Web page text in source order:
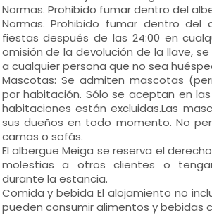
Normas. Prohibido fumar dentro del
Normas. Prohibido fumar dentro del
fiestas después de las 24:00 en
omisión de la devolución de la llave,
a cualquier persona que no sea
Mascotas: Se admiten mascotas
por habitación. Sólo se aceptan en
habitaciones están excluidas.Las
sus dueños en todo momento. No
camas o sofás.
El albergue Meiga se reserva el
molestias a otros clientes o
durante la estancia.
Comida y bebida El alojamiento no
pueden consumir alimentos y bebidas